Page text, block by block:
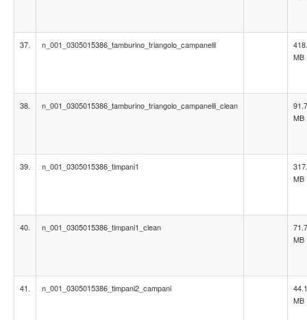
37. n_001_0305015386_tamburino_triangolo_campanelli
MB
38. n_001_0305015386_tamburino_triangolo_campanelli_clean
MB
39. n_001_0305015386_timpani1
MB
40. n_001_0305015386_timpani1_clean
MB
41. n_001_0305015386_timpani2_campani
MB